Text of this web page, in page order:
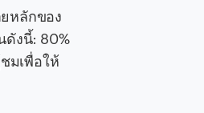
หลักของ
งนี้: 80%
มเพื่อให้